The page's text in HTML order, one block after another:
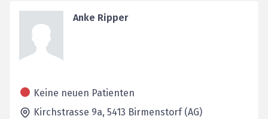
Anke Ripper
Keine neuen Patienten
Kirchstrasse 9a, 5413 Birmenstorf (AG)